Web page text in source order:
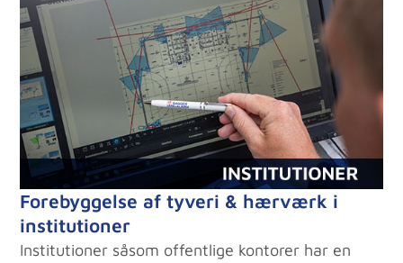
Forebyggelse af tyveri & hærværk i
institutioner
Institutioner såsom offentlige kontorer har en